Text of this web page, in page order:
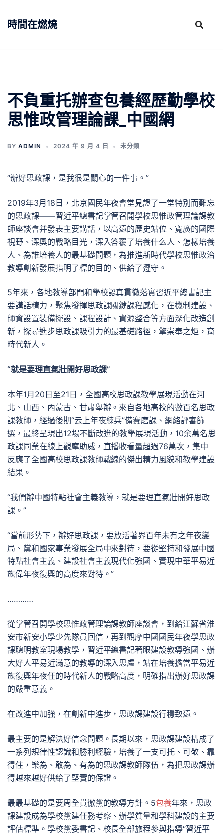
時間在燃燒
不負重托辦查包養經歷勤學校
思惟政管理論課_中國網
BY ADMIN 2024 年 9 月 4 日 未分類
“辦好思政課，是我很是關心的一件事。”
2019年3月18日，北京國民年夜會堂見證了一堂特別而難忘
的思政課——習近平總書記掌管召開學校思惟政管理論課教
師座談會并發表主要講話，以高遠的歷史站位、寬廣的國際
視野、深奧的戰略目光，深入答覆了培養什么人、怎樣培養
人、為誰培養人的最基礎問題，為推進新時代學校思惟政治
教導創新發展指明了標的目的、供給了遵守。
5年來，各地教導部門和學校認真貫徹落實習近平總書記主
要講話精力，聚焦發揮思政課關鍵課程感化，在機制建設、
師資設置裝備擺設、課程設計、資源整合等方面深化改造創
新，探尋進步思政課吸引力的最基礎路徑，擎崇奉之炬，育
時代新人。
“就是要理直氣壯開好思政課”
本年1月20日至21日，全國高校思政課教學展現活動在河
北、山西、內蒙古、甘肅舉辦。來自各地高校的數百名思政
課教師，經過後期“云上年夜練兵”備賽磨課、網絡評審篩
選，最終呈現出12場不斷改進的教學展現活動，10余萬名思
政課同業在線上觀摩助威，直播收看量超過76萬次，集中
反應了全國高校思政課教師戰線的傑出精力風貌和教學建設
結果。
“我們辦中國特點社會主義教導，就是要理直氣壯開好思政
課。”
“當前形勢下，辦好思政課，要放活著界百年未有之年夜變
局、黨和國家事業發展全局中來對待，要從堅持和發展中國
特點社會主義、建設社會主義現代化強國、實現中華平易近
族偉年夜復興的高度來對待。”
…………
從掌管召開學校思惟政管理論課教師座談會，到給江蘇省淮
安市新安小學少先隊員回信，再到觀摩中國國民年夜學思政
課聰明教室現場教學，習近平總書記著眼建設教導強國、辦
大好人平易近滿意的教導的深入思慮，站在培養擔當平易近
族復興年夜任的時代新人的戰略高度，明確指出辦好思政課
的嚴重意義。
在改進中加強，在創新中進步，思政課建設行穩致遠。
最主要的是解決好信念問題。長期以來，思政課建設構成了
一系列規律性認識和勝利經驗，培養了一支可托、可敬、靠
得住，樂為、敢為、有為的思政課教師隊伍，為把思政課辦
得越來越好供給了堅實的保證。
最最基礎的是要周全貫徹黨的教導方針。5包養年來，思政
課建設成為學校黨建任務考察、辦學質量和學科建設的主要
評估標準。學校黨委書記、校長全部旅程參與指導“習近平